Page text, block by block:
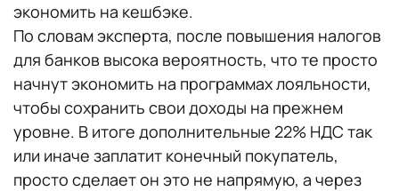
экономить на кешбэке.
По словам эксперта, после повышения налогов
для банков высока вероятность, что те просто
начнут экономить на программах лояльности,
чтобы сохранить свои доходы на прежнем
уровне. В итоге дополнительные 22% НДС так
или иначе заплатит конечный покупатель,
просто сделает он это не напрямую, а через